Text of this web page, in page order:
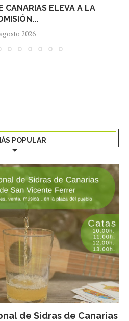
CANARIAS ELEVA A LA
2026
POPULAR
de Sidras de Canarias